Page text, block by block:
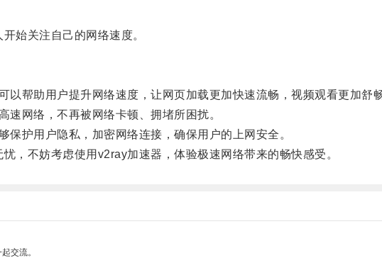
始关注自己的网络速度。
帮助用户提升网络速度，让网页加载更加快速流畅，视频观看更加舒畅
网络，不再被网络卡顿、拥堵所困扰。
护用户隐私，加密网络连接，确保用户的上网安全。
不妨考虑使用v2ray加速器，体验极速网络带来的畅快感受。
交流。